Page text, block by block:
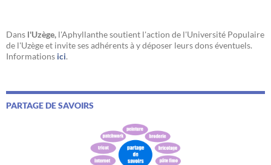
Dans l'Uzège, l'Aphyllanthe soutient l'action de l'Université Populaire
de l'Uzège et invite ses adhérents à y déposer leurs dons éventuels.
Informations ici.
PARTAGE DE SAVOIRS